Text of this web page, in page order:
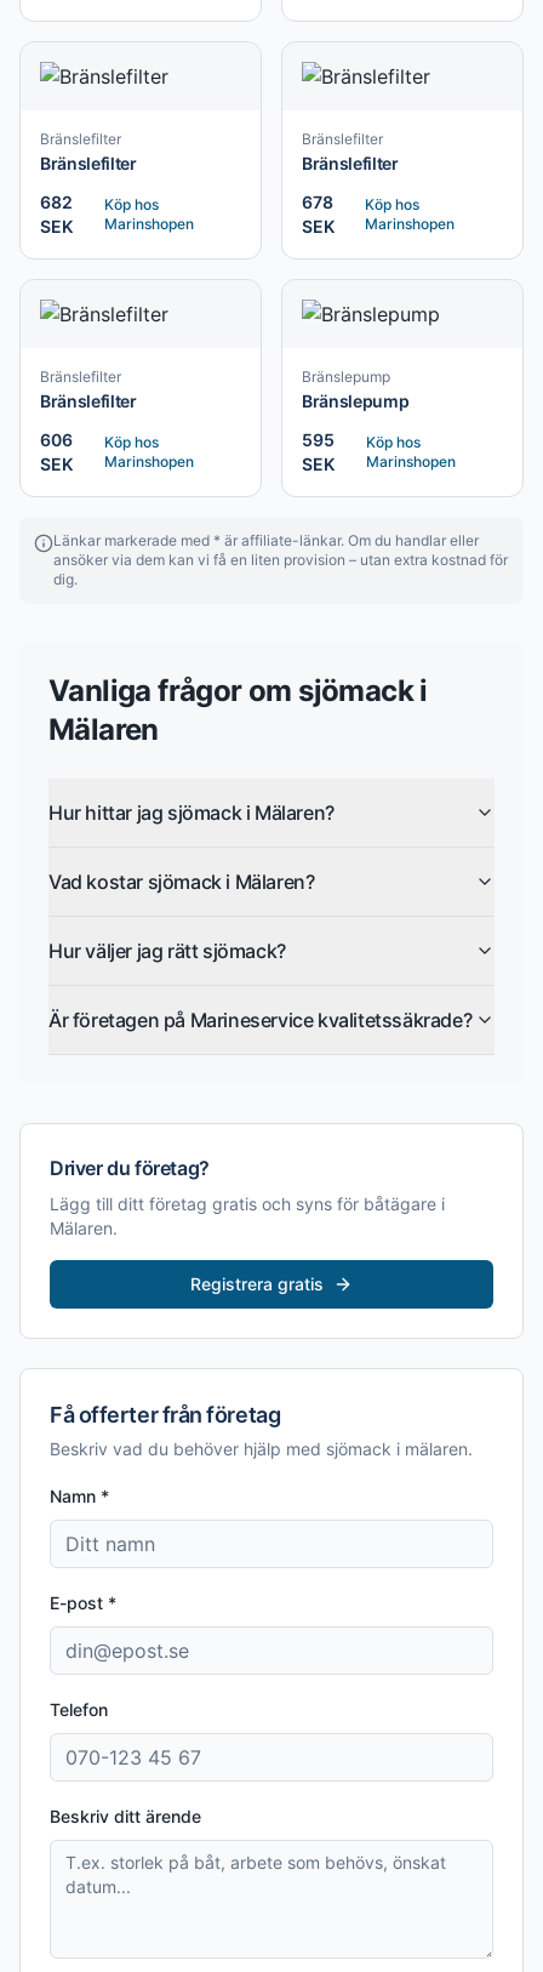
Bränslefilter
Bränslefilter
682
SEK
Köp hos
Marinshopen
Bränslefilter
Bränslefilter
678
SEK
Köp hos
Marinshopen
Bränslefilter
Bränslefilter
606
SEK
Köp hos
Marinshopen
Bränslepump
Bränslepump
595
SEK
Köp hos
Marinshopen
Länkar markerade med * är affiliate-länkar. Om du handlar eller
ansöker via dem kan vi få en liten provision – utan extra kostnad för
dig.
Vanliga frågor om sjömacki
Mälaren
Hur hittar jag sjömack i Mälaren?
Vad kostar sjömack i Mälaren?
Hur väljer jag rätt sjömack?
Är företagen på Marineservice kvalitetssäkrade?
Driver du företag?
Lägg till ditt företag gratis och syns för båtägare i
Mälaren.
Registrera gratis
Få offerter från företag
Beskriv vad du behöver hjälp med sjömack i mälaren.
Namn *
E-post *
Telefon
Beskriv ditt ärende